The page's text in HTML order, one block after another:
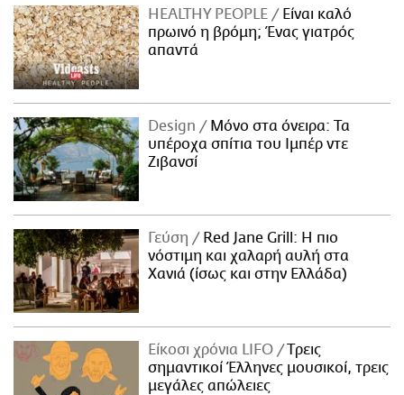
HEALTHY PEOPLE
Είναι καλό
πρωινό η βρόμη; Ένας γιατρός
απαντά
Design
Μόνο στα όνειρα: Τα
υπέροχα σπίτια του Ιμπέρ ντε
Ζιβανσί
Γεύση
Red Jane Grill: Η πιο
νόστιμη και χαλαρή αυλή στα
Χανιά (ίσως και στην Ελλάδα)
Είκοσι χρόνια LIFO
Tρεις
σημαντικοί Έλληνες μουσικοί, τρεις
μεγάλες απώλειες